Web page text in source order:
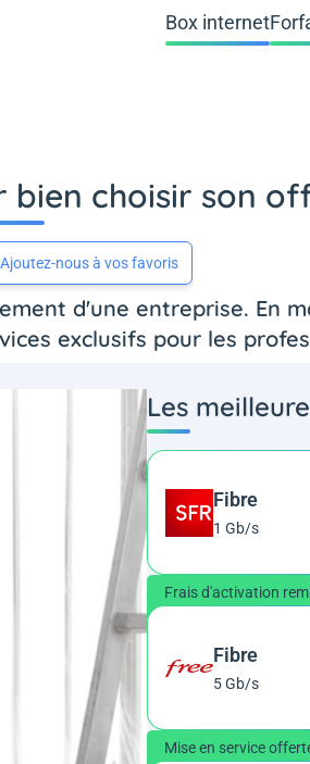
Box internet
bien choisir son
Ajoutez-nous à vos favoris
d'une entreprise. En
exclusifs pour les
Les
Fibre
1 Gb/s
Frais d'activation
Fibre
5 Gb/s
Mise en service